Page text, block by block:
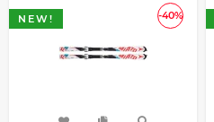
-40%
NEW!